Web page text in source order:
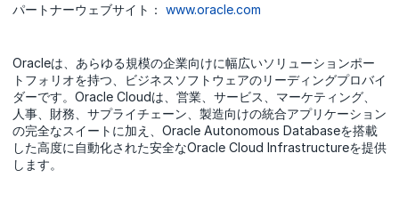
パートナーウェブサイト： www.oracle.com
Oracleは、あらゆる規模の企業向けに幅広いソリューションポー
トフォリオを持つ、ビジネスソフトウェアのリーディングプロバイ
ダーです。Oracle Cloudは、営業、サービス、マーケティング、
人事、財務、サプライチェーン、製造向けの統合アプリケーション
の完全なスイートに加え、Oracle Autonomous Databaseを搭載
した高度に自動化された安全なOracle Cloud Infrastructureを提供
します。